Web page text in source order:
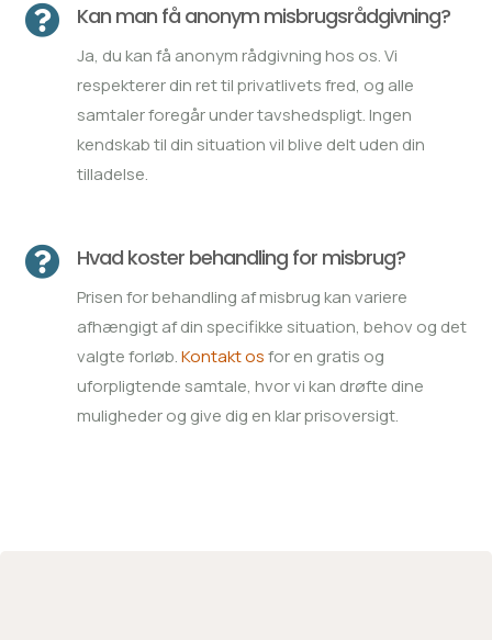
 Kan man få anonym misbrugsrådgivning?
Ja, du kan få anonym rådgivning hos os. Vi
respekterer din ret til privatlivets fred, og alle
samtaler foregår under tavshedspligt. Ingen
kendskab til din situation vil blive delt uden din
tilladelse.
 Hvad koster behandling for misbrug?
Prisen for behandling af misbrug kan variere
afhængigt af din specifikke situation, behov og det
valgte forløb.Kontakt osfor en gratis og
uforpligtende samtale, hvor vi kan drøfte dine
muligheder og give dig en klar prisoversigt.